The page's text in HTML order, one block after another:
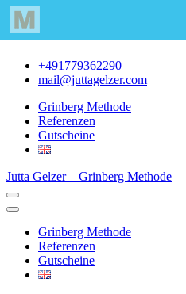
+491779362290
mail@juttagelzer.com
Grinberg Methode
Referenzen
Gutscheine
Jutta Gelzer – Grinberg Methode
Grinberg Methode
Referenzen
Gutscheine